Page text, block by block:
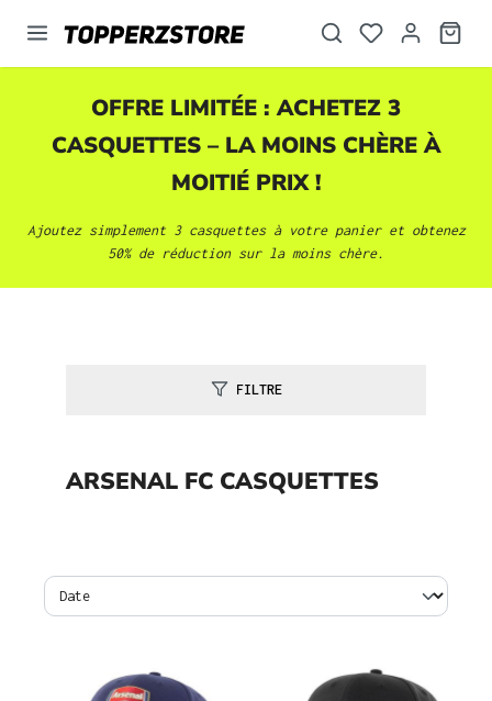
principal
OFFRE LIMITÉE : ACHETEZ 3
CASQUETTES – LA MOINS CHÈRE À
MOITIÉ PRIX !
Ajoutez simplement 3 casquettesà votre panier et obtenez
50% de réduction sur la moins chère.
FILTRE
ARSENAL FC CASQUETTES